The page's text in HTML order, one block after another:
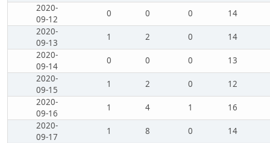
2020-
09-12
0 0 0
14
2020-
09-13
1 2 0
14
2020-
09-14
0 0 0
13
2020-
09-15
1 2 0
12
2020-
09-16
1 4 1
16
2020-
09-17
1 8 0
14